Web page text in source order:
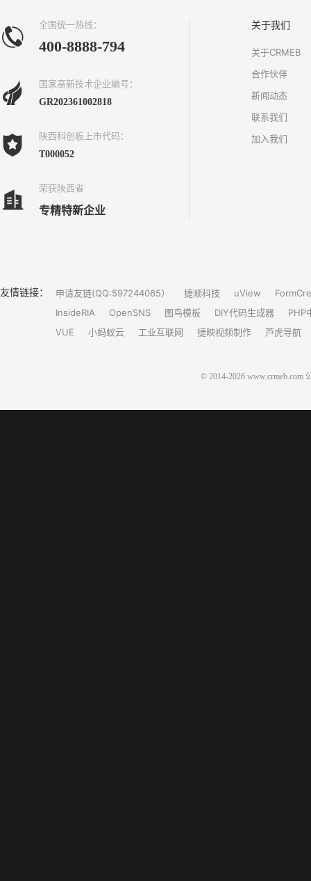
全国统一热线：
400-8888-794
国家高新技术企业编号：
GR202361002818
陕西科创板上市代码：
T000052
荣获陕西省
专精特新企业
关于我们
关于CRMEB
合作伙伴
新闻动态
联系我们
加入我们
友情链接： 申请友链(QQ:597244065） 捷顺科技 uView
InsideRIA
OpenSNS 图鸟模板 DIY代码生成器
PHP
VUE
小蚂蚁云 工业互联网 捷映视频制作 芦虎导航
© 2014-2026